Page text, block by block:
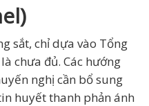
sắt, chỉ dựa vào Tổng
chưa đủ. Các hướng
nghị cần bổ sung
huyết thanh phản ánh